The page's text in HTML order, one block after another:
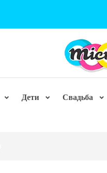
Дети Свадьба